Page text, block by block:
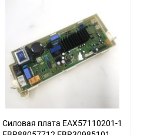
Силовая плата EAX57110201-1